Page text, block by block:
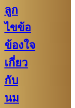
ลูก
ไขข้อ
ข้องใจ
เกี่ยว
กับ
นม